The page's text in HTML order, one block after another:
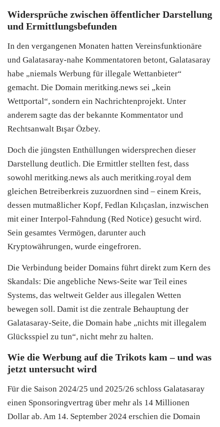
Widersprüche zwischen öffentlicher Darstellung
und Ermittlungsbefunden
In den vergangenen Monaten hatten Vereinsfunktionäre
und Galatasaray-nahe Kommentatoren betont, Galatasaray
habe „niemals Werbung für illegale Wettanbieter“
gemacht. Die Domain meritking.news sei „kein
Wettportal“, sondern ein Nachrichtenprojekt. Unter
anderem sagte das der bekannte Kommentator und
Rechtsanwalt Bışar Özbey.
Doch die jüngsten Enthüllungen widersprechen dieser
Darstellung deutlich. Die Ermittler stellten fest, dass
sowohl meritking.news als auch meritking.royal dem
gleichen Betreiberkreis zuzuordnen sind – einem Kreis,
dessen mutmaßlicher Kopf, Fedlan Kılıçaslan, inzwischen
mit einer Interpol-Fahndung (Red Notice) gesucht wird.
Sein gesamtes Vermögen, darunter auch
Kryptowährungen, wurde eingefroren.
Die Verbindung beider Domains führt direkt zum Kern des
Skandals: Die angebliche News-Seite war Teil eines
Systems, das weltweit Gelder aus illegalen Wetten
bewegen soll. Damit ist die zentrale Behauptung der
Galatasaray-Seite, die Domain habe „nichts mit illegalem
Glücksspiel zu tun“, nicht mehr zu halten.
Wie die Werbung auf die Trikots kam – und was
jetzt untersucht wird
Für die Saison 2024/25 und 2025/26 schloss Galatasaray
einen Sponsoringvertrag über mehr als 14 Millionen
Dollar ab. Am 14. September 2024 erschien die Domain